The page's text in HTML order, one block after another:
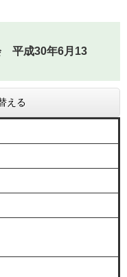
平成30年6月13
える